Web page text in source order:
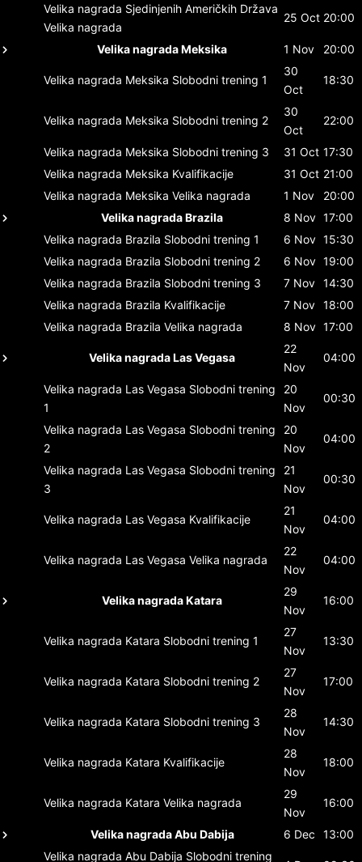
Velika nagrada Sjedinjenih Američkih Država
Velika nagrada
25 Oct 20:00
Velika nagrada Meksika 1 Nov 20:00
Velika nagrada Meksika Slobodni trening 1
30
Oct
18:30
Velika nagrada Meksika Slobodni trening 2
30
Oct
22:00
Velika nagrada Meksika Slobodni trening 3 31 Oct 17:30
Velika nagrada Meksika Kvalifikacije 31 Oct 21:00
Velika nagrada Meksika Velika nagrada 1 Nov
20:00
Velika nagrada Brazila
8 Nov 17:00
Velika nagrada Brazila Slobodni trening 1 6 Nov 15:30
Velika nagrada Brazila Slobodni trening 2 6 Nov 19:00
Velika nagrada Brazila Slobodni trening 3 7 Nov 14:30
Velika nagrada Brazila Kvalifikacije 7 Nov 18:00
Velika nagrada Brazila Velika nagrada 8 Nov 17:00
Velika nagrada Las Vegasa
22
Nov
04:00
Velika nagrada Las Vegasa Slobodni trening
1
20
Nov
00:30
Velika nagrada Las Vegasa Slobodni trening
2
20
Nov
04:00
Velika nagrada Las Vegasa Slobodni trening
3
21
Nov
00:30
Velika nagrada Las Vegasa Kvalifikacije
21
Nov
04:00
Velika nagrada Las Vegasa Velika nagrada
22
Nov
04:00
Velika nagrada Katara
29
Nov
16:00
Velika nagrada Katara Slobodni trening 1
27
Nov
13:30
Velika nagrada Katara Slobodni trening 2
27
Nov
17:00
Velika nagrada Katara Slobodni trening 3
28
Nov
14:30
Velika nagrada Katara Kvalifikacije
28
Nov
18:00
Velika nagrada Katara Velika nagrada
29
Nov
16:00
Velika nagrada Abu Dabija 6 Dec
13:00
Velika nagrada Abu Dabija Slobodni trening